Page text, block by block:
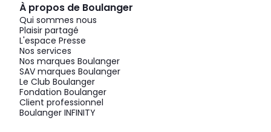
À propos de Boulanger
Qui sommes nous
Plaisir partagé
L'espace Presse
Nos services
Nos marques Boulanger
SAV marques Boulanger
Le Club Boulanger
Fondation Boulanger
Client professionnel
Boulanger INFINITY